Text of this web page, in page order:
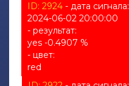
ID: 2924 - дата сигнала:
2024-06-02 20:00:00
- результат:
yes -0.4907 %
- цвет:
red